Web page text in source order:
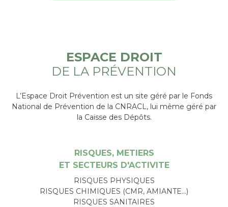
ESPACE DROIT
DE LA PRÉVENTION
L’Espace Droit Prévention est un site géré par le Fonds
National de Prévention de la CNRACL, lui même géré par
la Caisse des Dépôts.
RISQUES, METIERS
ET SECTEURS D'ACTIVITE
RISQUES PHYSIQUES
RISQUES CHIMIQUES (CMR, AMIANTE…)
RISQUES SANITAIRES